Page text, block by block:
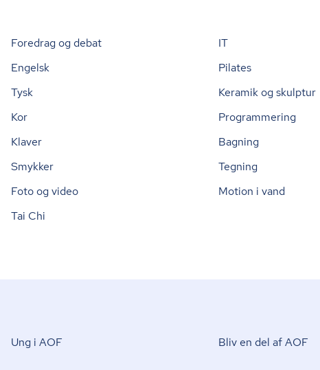
Foredrag og debat
IT
Engelsk
Pilates
Tysk
Keramik og skulptur
Kor
Programmering
Klaver
Bagning
Smykker
Tegning
Foto og video
Motion i vand
Tai Chi
Ung i AOF Bliv en del af AOF